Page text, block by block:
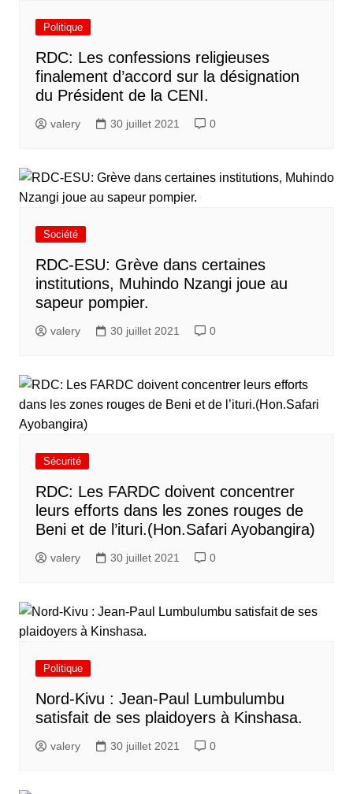
Politique
RDC: Les confessions religieuses
finalement d’accord sur la désignation
du Président de la CENI.
valery 30 juillet 2021 0
Société
RDC-ESU: Grève dans certaines
institutions, Muhindo Nzangi joue au
sapeur pompier.
valery 30 juillet 2021 0
Sécurité
RDC: Les FARDC doivent concentrer
leurs efforts dans les zones rouges de
Beni et de l’ituri.(Hon.Safari Ayobangira)
valery 30 juillet 2021 0
Politique
Nord-Kivu : Jean-Paul Lumbulumbu
satisfait de ses plaidoyers à Kinshasa.
valery 30 juillet 2021 0